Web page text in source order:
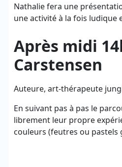
Nathalie fera une
une activité à la fois ludique
Après midi
Carstensen
Auteure, art-thérapeute
En suivant pas à pas le
librement leur propre
couleurs (feutres ou pastels